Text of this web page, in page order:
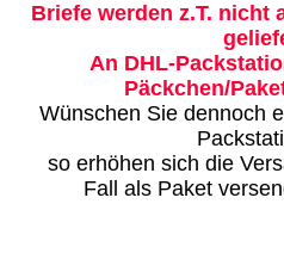
Briefe werden z.T. nicht
An DHL-
Päckchen/
Wünschen Sie dennoch
so erhöhen sich die
Fall als Paket